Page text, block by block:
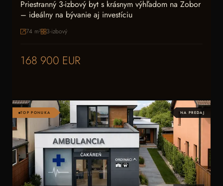
Priestranný 3-izbový byt s krásnym výhľadom na Zobor
– ideálny na bývanie aj investíciu
74 m² 3-izbový
168 900 EUR
TOP PONUKA NA PREDAJ